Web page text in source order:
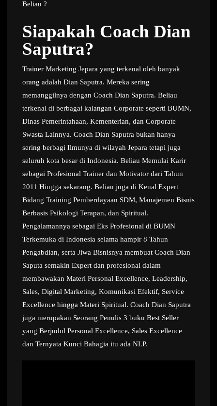
Beliau ?
Siapakah Coach Dian
Saputra?
Trainer Marketing Jepara yang terkenal oleh banyak
orang adalah Dian Saputra. Mereka sering
memanggilnya dengan Coach Dian Saputra. Beliau
terkenal di berbagai kalangan Corporate seperti BUMN,
Dinas Pemerintahaan, Kementerian, dan Corporate
Swasta Lainnya. Coach Dian Saputra bukan hanya
sering berbagi Ilmunya di wilayah Jepara tetapi juga
seluruh kota besar di Indonesia. Beliau Memulai Karir
sebagai Profesional Trainer dan Motivator dari Tahun
2011 Hingga sekarang. Beliau juga di Kenal Expert
Bidang Training Pemberdayaan SDM, Manajemen Bisnis
Berbasis Psikologi Terapan, dan Spiritual.
Pengalamannya sebagai Eks Profesional di BUMN
Terkemuka di Indonesia selama hampir 8 Tahun
Pengabdian, serta Jiwa Bisnisnya membuat Coach Dian
Saputa semakin Expert dan profesional dalam
membawakan Materi Personal Excellence, Leadership,
Sales, Digital Marketing, Komunikasi Efektif, Service
Excellence hingga Materi Spiritual. Coach Dian Saputra
juga merupakan Seorang Penulis 3 buku Best Seller
yang Berjudul Personal Excellence, Sales Excellence
dan Ternyata Kunci Bahagia itu ada NLP.